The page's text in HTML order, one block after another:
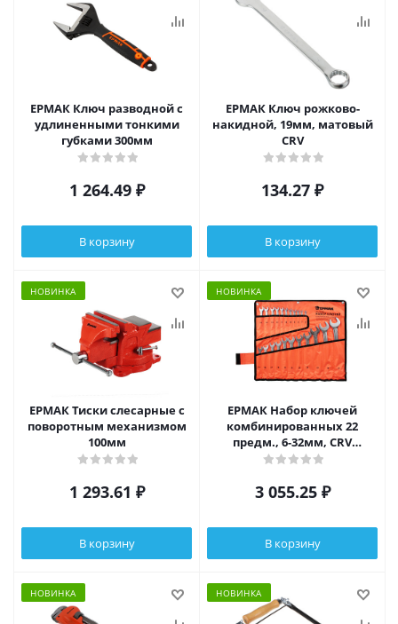
ЕРМАК Ключ разводной с
удлиненными тонкими
губками 300мм
1 264.49₽
В корзину
ЕРМАК Ключ рожково-
накидной, 19мм, матовый
CRV
134.27 ₽
В корзину
НОВИНКА
ЕРМАК Тиски слесарные с
поворотным механизмом
100мм
1 293.61 ₽
В корзину
НОВИНКА
ЕРМАК Набор ключей
комбинированных 22
предм., 6-32мм, CRV
матовые холодный штамп,
3 055.25₽
В корзину
НОВИНКА НОВИНКА